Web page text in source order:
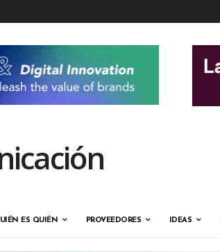
ES QUIÉN PROVEEDORES IDEAS